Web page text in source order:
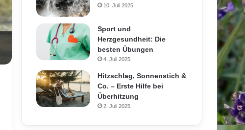
10. Juli 2025
Sport und
Herzgesundheit: Die
besten Übungen
4. Juli 2025
Hitzschlag, Sonnenstich &
Co. – Erste Hilfe bei
Überhitzung
2. Juli 2025